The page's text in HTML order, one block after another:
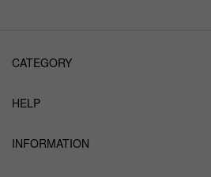
CATEGORY
HELP
INFORMATION